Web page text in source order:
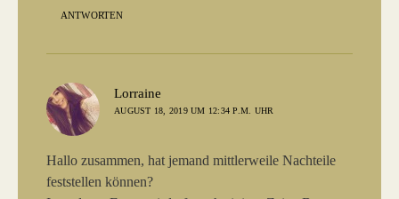
ANTWORTEN
Lorraine
AUGUST 18, 2019 UM 12:34 P.M. UHR
Hallo zusammen, hat jemand mittlerweile Nachteile
feststellen können?